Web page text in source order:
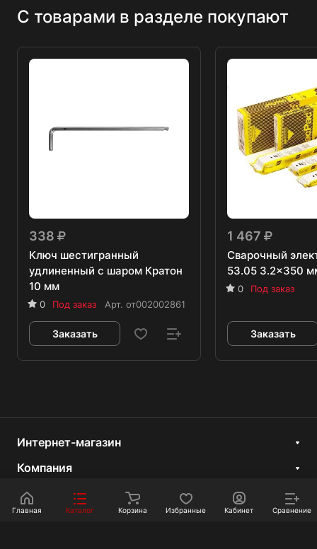
С товарами в разделе покупают
338
Ключ шестигранный
удлиненный с шаром Кратон
10 мм
0 Под заказ Арт. от002002861
Заказать
1 467
Сварочный
53.05 3.2x350
0 Под заказ
Заказать
Интернет-магазин
Компания
Информация
Покупателям
Главная Каталог Корзина Избранные Кабинет Сравнение